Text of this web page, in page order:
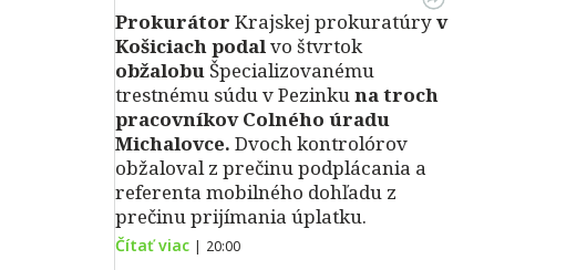
Prokurátor Krajskej prokuratúryv
Košiciach podalvo štvrtok
obžalobu Špecializovanému
trestnému súdu v Pezinkuna troch
pracovníkov Colného úradu
Michalovce. Dvoch kontrolórov
obžaloval z prečinu podplácania a
referenta mobilného dohľadu z
prečinu prijímania úplatku.
Čítať viac | 20:00